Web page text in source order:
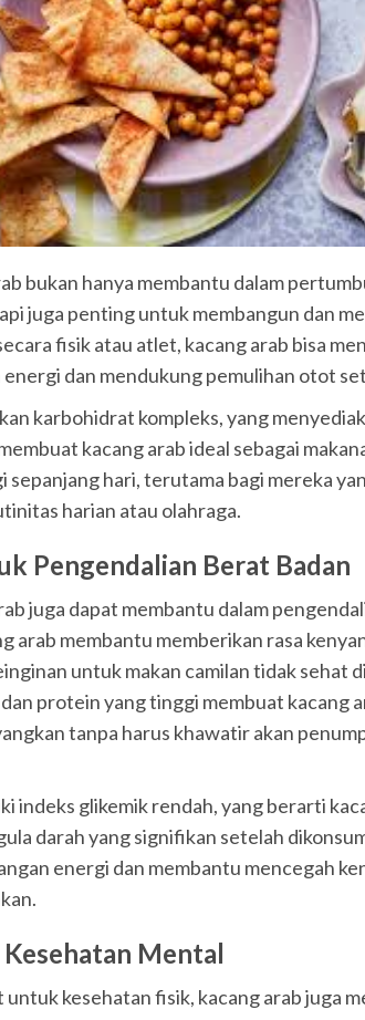
bukan hanya membantu dalam
juga penting untuk membangun dan
fisik atau atlet, kacang arab bisa
dan mendukung pemulihan otot
karbohidrat kompleks, yang
kacang arab ideal sebagai
sepanjang hari, terutama bagi mereka
harian atau olahraga.
Pengendalian Berat Badan
juga dapat membantu dalam
arab membantu memberikan rasa
untuk makan camilan tidak sehat
protein yang tinggi membuat kacang
tanpa harus khawatir akan
indeks glikemik rendah, yang berarti
darah yang signifikan setelah
energi dan membantu mencegah
Mental
kesehatan fisik, kacang arab juga